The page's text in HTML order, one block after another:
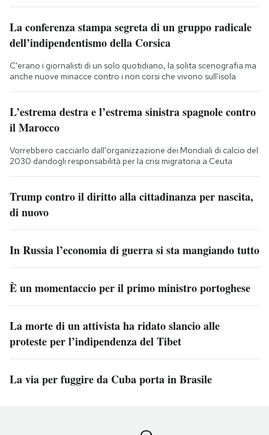
La conferenza stampa segreta di un gruppo radicale
dell’indipendentismo della Corsica
C'erano i giornalisti di un solo quotidiano, la solita scenografia ma
anche nuove minacce contro i non corsi che vivono sull'isola
L’estrema destra e l’estrema sinistra spagnole contro
il Marocco
Vorrebbero cacciarlo dall’organizzazione dei Mondiali di calcio del
2030 dandogli responsabilità per la crisi migratoria a Ceuta
Trump contro il diritto alla cittadinanza per nascita,
di nuovo
In Russia l’economia di guerra si sta mangiando tutto
È un momentaccio per il primo ministro portoghese
La morte di un attivista ha ridato slancio alle
proteste per l’indipendenza del Tibet
La via per fuggire da Cuba porta in Brasile